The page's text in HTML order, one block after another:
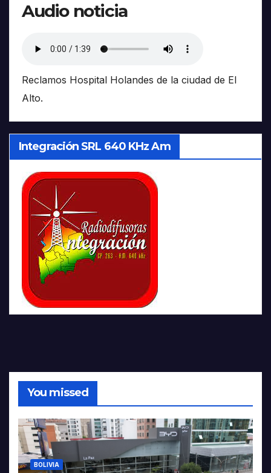
Audio noticia
Reclamos Hospital Holandes de la ciudad de El
Alto.
Integración SRL 640 KHz Am
You missed
BOLIVIA